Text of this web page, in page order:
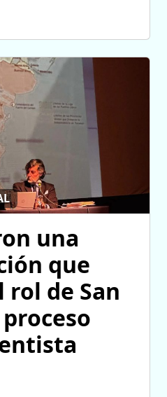
una
que
rol de San